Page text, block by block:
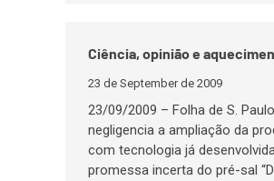
Ciência, opinião e
23 de September de 2009
23/09/2009 – Folha de S.
negligencia a ampliação da
com tecnologia já
promessa incerta do pré-sal